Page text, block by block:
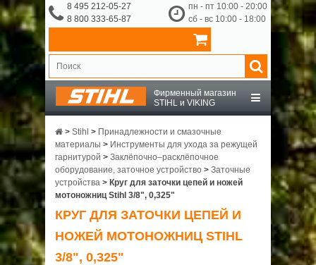
8 495 212-05-27
8 800 333-65-87
пн - пт 10:00 - 20:00
сб - вс 10:00 - 18:00
Фирменный магазин
STIHL и VIKING
STIHL
VIKING
OCHSENKOPF
ПРИНАДЛЕЖНОСТИ
> Stihl > Принадлежности и смазочные
материалы > Инструменты для ухода за режущей
гарнитурой > Заклёпочно–расклёпочное
оборудование, заточное устройство > Заточные
устройства > Круг для заточки цепей и ножей
мотоножниц Stihl 3/8", 0,325"
КРУГ ДЛЯ ЗАТОЧКИ ЦЕПЕЙ И
НОЖЕЙ МОТОНОЖНИЦ STIHL
3/8", 0,325"